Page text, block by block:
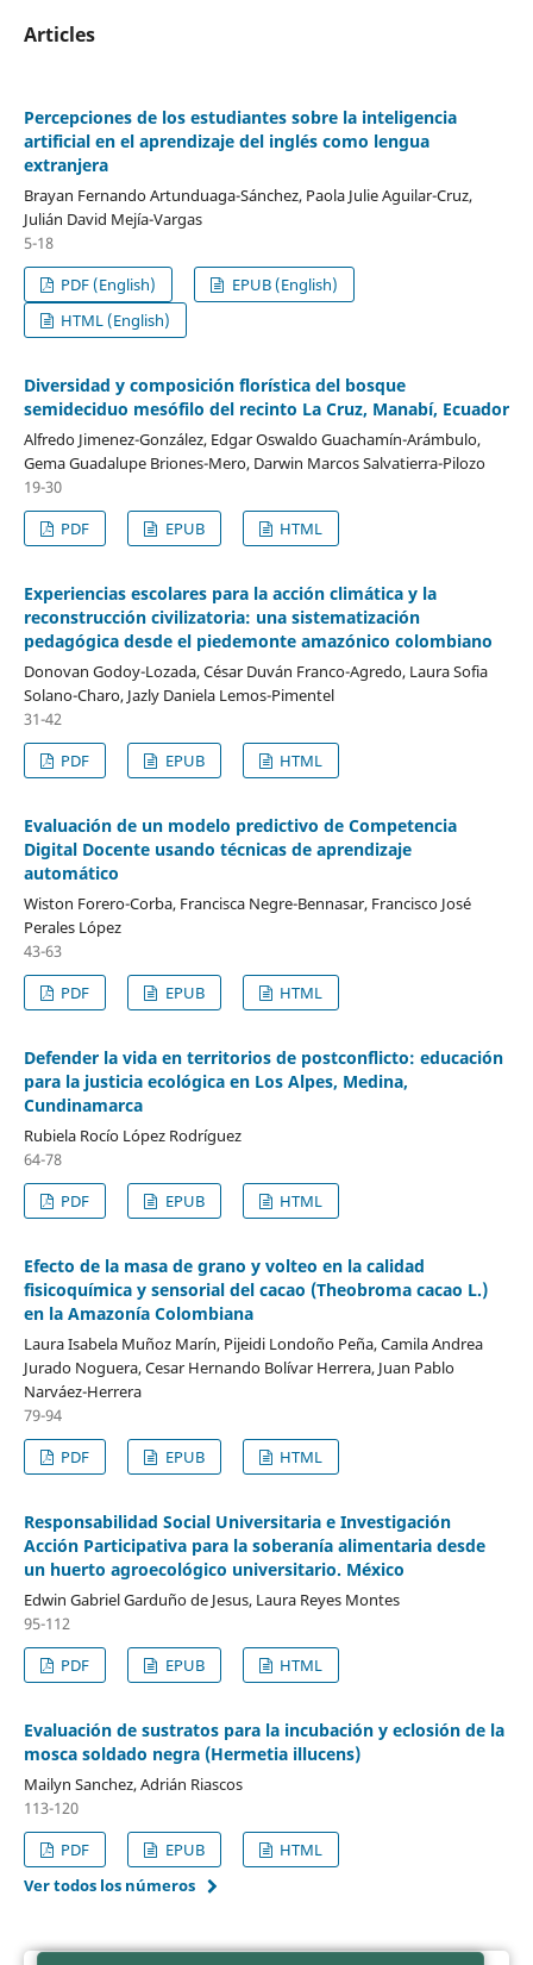
Articles
Percepciones de los estudiantes sobre la inteligencia
artificial en el aprendizaje del inglés como lengua
extranjera
Brayan Fernando Artunduaga-Sánchez, Paola Julie Aguilar-Cruz,
Julián David Mejía-Vargas
5-18
PDF (English)
EPUB (English)
HTML (English)
Diversidad y composición florística del bosque
semideciduo mesófilo del recinto La Cruz, Manabí, Ecuador
Alfredo Jimenez-González, Edgar Oswaldo Guachamín-Arámbulo,
Gema Guadalupe Briones-Mero, Darwin Marcos Salvatierra-Pilozo
19-30
PDF
EPUB HTML
Experiencias escolares para la acción climática y la
reconstrucción civilizatoria: una sistematización
pedagógica desde el piedemonte amazónico colombiano
Donovan Godoy-Lozada, César Duván Franco-Agredo, Laura Sofia
Solano-Charo, Jazly Daniela Lemos-Pimentel
31-42
PDF
EPUB HTML
Evaluación de un modelo predictivo de Competencia
Digital Docente usando técnicas de aprendizaje
automático
Wiston Forero-Corba, Francisca Negre-Bennasar, Francisco José
Perales López
43-63
PDF
EPUB HTML
Defender la vida en territorios de postconflicto: educación
para la justicia ecológica en Los Alpes, Medina,
Cundinamarca
Rubiela Rocío López Rodríguez
64-78
PDF
EPUB HTML
Efecto de la masa de grano y volteo en la calidad
fisicoquímica y sensorial del cacao (Theobroma cacao L.)
en la Amazonía Colombiana
Laura Isabela Muñoz Marín, Pijeidi Londoño Peña, Camila Andrea
Jurado Noguera, Cesar Hernando Bolívar Herrera, Juan Pablo
Narváez-Herrera
79-94
PDF
EPUB HTML
Responsabilidad Social Universitaria e Investigación
Acción Participativa para la soberanía alimentaria desde
un huerto agroecológico universitario. México
Edwin Gabriel Garduño de Jesus, Laura Reyes Montes
95-112
PDF
EPUB HTML
Evaluación de sustratos para la incubación y eclosión de la
mosca soldado negra (Hermetia illucens)
Mailyn Sanchez, Adrián Riascos
113-120
PDF
EPUB
HTML
Ver todos los números